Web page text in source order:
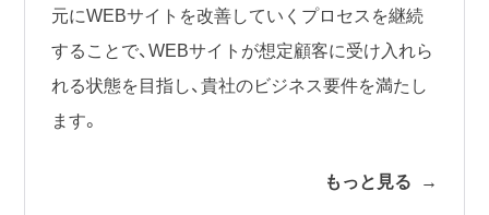
元にWEBサイトを改善していくプロセスを継続
することで、WEBサイトが想定顧客に受け入れら
れる状態を目指し、貴社のビジネス要件を満たし
ます。
もっと見る